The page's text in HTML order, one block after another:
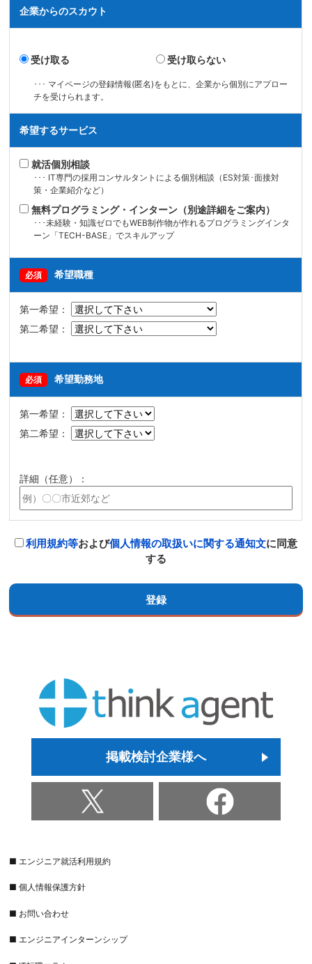
企業からのスカウト
受け取る 受け取らない
･･･ マイページの登録情報(匿名)をもとに、企業から個別にアプロー
チを受けられます。
希望するサービス
就活個別相談
･･･ IT専門の採用コンサルタントによる個別相談（ES対策･面接対
策・企業紹介など）
無料プログラミング・インターン（別途詳細をご案内）
･･･未経験・知識ゼロでもWEB制作物が作れるプログラミングインタ
ーン「TECH-BASE」でスキルアップ
必須 希望職種
第一希望：
第二希望：
必須 希望勤務地
第一希望：
第二希望：
詳細（任意）：
利用規約等および個人情報の取扱いに関する通知文に同意
する
掲載検討企業様へ
■ エンジニア就活利用規約
■ 個人情報保護方針
■ お問い合わせ
■ エンジニアインターンシップ